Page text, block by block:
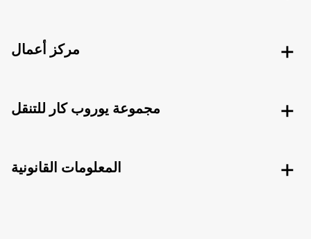
مركز أعمال
مجموعة يوروب كار للتنقل
المعلومات القانونية